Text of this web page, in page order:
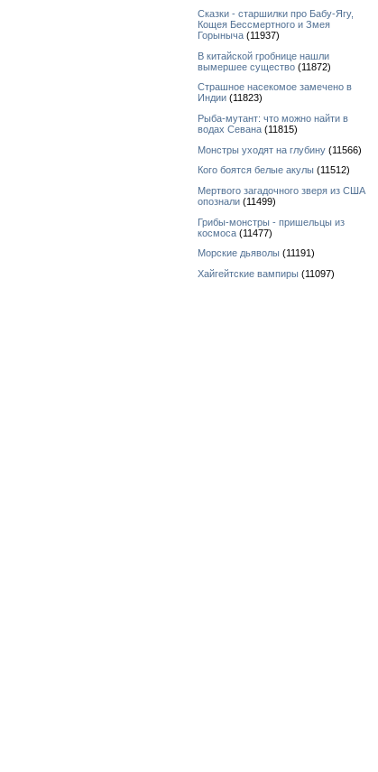
Сказки - старшилки про Бабу-Ягу,
Кощея Бессмертного и Змея
Горыныча (11937)
В китайской гробнице нашли
вымершее существо (11872)
Страшное насекомое замечено в
Индии (11823)
Рыба-мутант: что можно найти в
водах Севана (11815)
Монстры уходят на глубину (11566)
Кого боятся белые акулы (11512)
Мертвого загадочного зверя из США
опознали (11499)
Грибы-монстры - пришельцы из
космоса (11477)
Морские дьяволы (11191)
Хайгейтские вампиры (11097)